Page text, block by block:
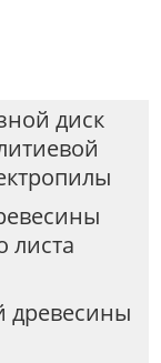
диск
листа
древесины